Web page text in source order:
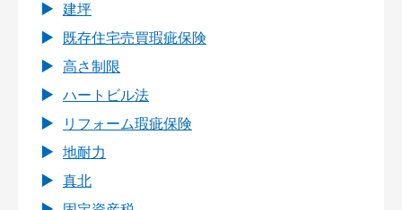
建坪
既存住宅売買瑕疵保険
高さ制限
ハートビル法
リフォーム瑕疵保険
地耐力
真北